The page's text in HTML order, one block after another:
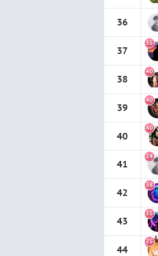
36
37
35
38
40
39
40
40
40
41
24
42
38
43
35
44
25